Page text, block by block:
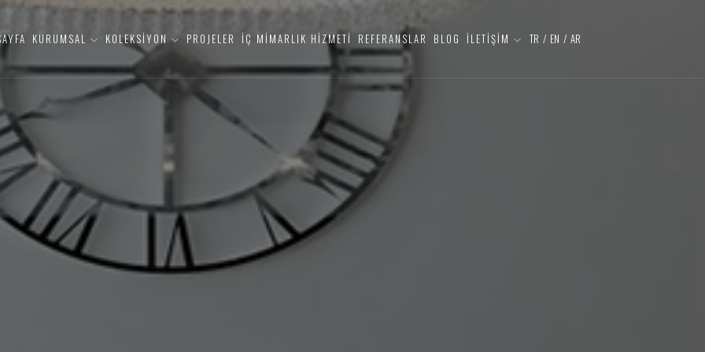
KURUMSAL KOLEKSİYON PROJELER İÇ MİMARLIK HİZMETİ REFERANSLAR BLOG İLETİŞİM TR / EN / AR